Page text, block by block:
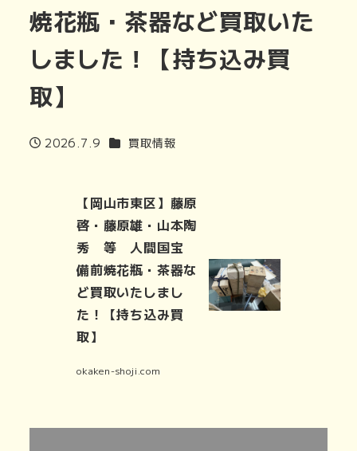
焼花瓶・茶器など買取いた
しました！【持ち込み買
取】
投稿日
2026.7.9 カテゴリー
買取情報
【岡山市東区】藤原
啓・藤原雄・山本陶
秀 等 人間国宝
備前焼花瓶・茶器な
ど買取いたしまし
た！【持ち込み買
取】
okaken-shoji.com